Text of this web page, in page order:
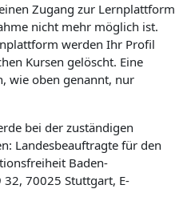
Zugang zur Lernplattform
nicht mehr möglich ist.
werden Ihr Profil
Kursen gelöscht. Eine
wie oben genannt, nur
bei der zuständigen
Landesbeauftragte für den
Baden-
70025 Stuttgart, E-